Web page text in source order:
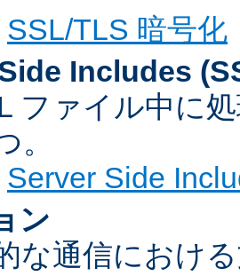
SSL/TLS 暗号化
Includes
ファイル中に
。
Server Side
ン
な通信におけ